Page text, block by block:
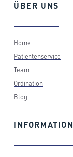
ÜBER UNS
Home
Patientenservice
Team
Ordination
Blog
INFORMATION